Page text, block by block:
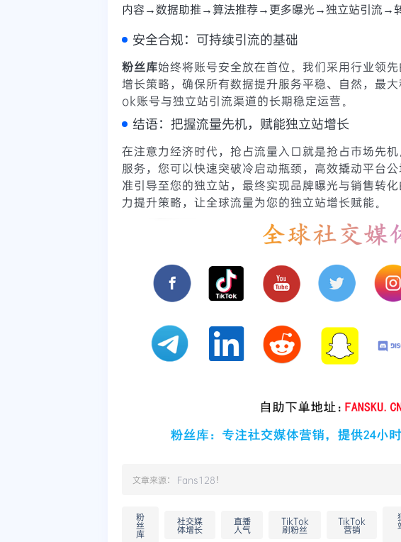
内容→数据助推→算法推荐→更多曝光→独立站引流→转
安全合规：可持续引流的基础
粉丝库始终将账号安全放在首位。我们采用行业领
增长策略，确保所有数据提升服务平稳、自然，最
ok账号与独立站引流渠道的长期稳定运营。
结语：把握流量先机，赋能独立站增长
在注意力经济时代，抢占流量入口就是抢占市场先机
服务，您可以快速突破冷启动瓶颈，高效撬动平台
准引导至您的独立站，最终实现品牌曝光与销售转
力提升策略，让全球流量为您的独立站增长赋能。
文章来源： Fans128！
粉
丝
库
社交媒
体增长
直播
人气
TikTok
刷粉丝
TikTok
营销